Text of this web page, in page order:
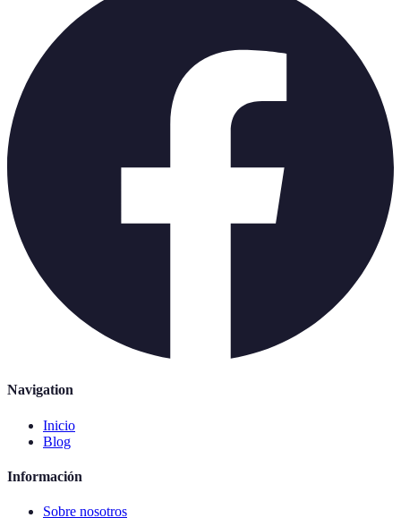
Navigation
Inicio
Blog
Información
Sobre nosotros